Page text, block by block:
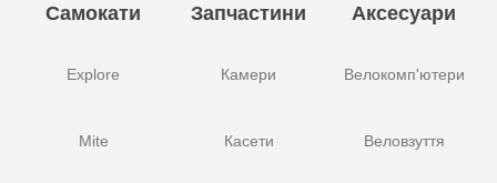
Самокати
Explore
Mite
Запчастини
Камери
Касети
Аксесуари
Велокомп'ютери
Веловзуття